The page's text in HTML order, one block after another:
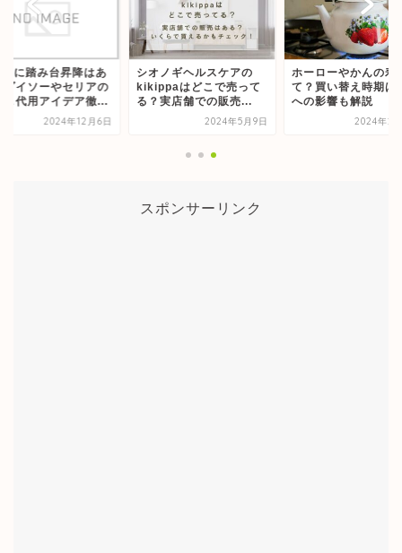
に踏み台昇降はあ
ダイソーやセリアの
＆代用アイデア徹...
2024年12月6日
シオノギヘルスケアの
kikippaはどこで売って
る？実店舗での販売...
2024年5月9日
ホーローやかんの寿
て？買い替え時期は
への影響も解説
2024年2
スポンサーリンク